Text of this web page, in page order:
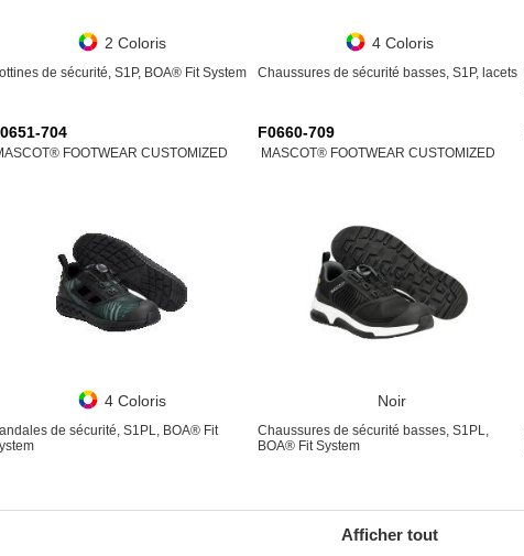
2 Coloris
de sécurité, S1P, BOA® Fit System
4 Coloris
Chaussures de sécurité basses, S1P, lacets
704
FOOTWEAR CUSTOMIZED
4 Coloris
de sécurité, S1PL, BOA® Fit
F0660-709
MASCOT® FOOTWEAR CUSTOMIZED
Noir
Chaussures de sécurité basses, S1PL,
BOA® Fit System
Afficher tout